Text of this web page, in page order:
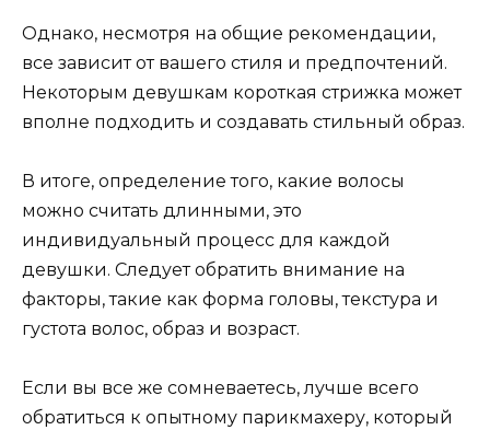
Однако, несмотря на общие рекомендации,
все зависит от вашего стиля и предпочтений.
Некоторым девушкам короткая стрижка может
вполне подходить и создавать стильный образ.
В итоге, определение того, какие волосы
можно считать длинными, это
индивидуальный процесс для каждой
девушки. Следует обратить внимание на
факторы, такие как форма головы, текстура и
густота волос, образ и возраст.
Если вы все же сомневаетесь, лучше всего
обратиться к опытному парикмахеру, который